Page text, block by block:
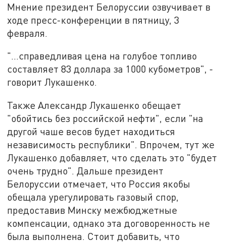
Мнение президент Белоруссии озвучивает в
ходе пресс-конференции в пятницу, 3
февраля.
"...справедливая цена на голубое топливо
составляет 83 доллара за 1000 кубометров", -
говорит Лукашенко.
Также Александр Лукашенко обещает
"обойтись без российской нефти", если "на
другой чаше весов будет находиться
независимость республики". Впрочем, тут же
Лукашенко добавляет, что сделать это "будет
очень трудно". Дальше президент
Белоруссии отмечает, что Россия якобы
обещала урегулировать газовый спор,
предоставив Минску межбюджетные
компенсации, однако эта договоренность не
была выполнена. Стоит добавить, что